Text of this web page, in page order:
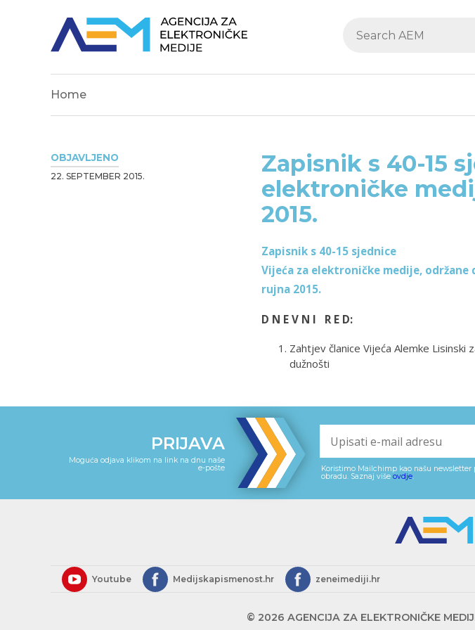
Home
OBJAVLJENO
22. SEPTEMBER 2015.
Zapisnik s 40-15
elektroničke
2015.
Zapisnik s 40-15 sjednice
Vijeća za elektroničke medije, održane
rujna 2015.
D N E V N I R E D:
Zahtjev članice Vijeća Alemke Lisinski
dužnošti
PRIJAVA
Moguća odjava klikom na link na dnu naše
e-pošte
Koristimo Mailchimp kao našu
obradu. Saznaj više ovdje.
Youtube Medijskapismenost.hr zeneimediji.hr
© 2026 AGENCIJA ZA ELEKTRONIČKE